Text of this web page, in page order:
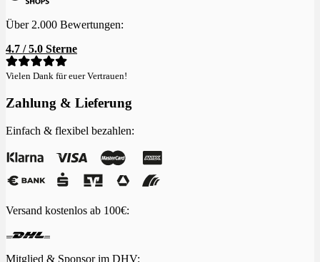
Über 2.000 Bewertungen:
4.7 / 5.0 Sterne
Vielen Dank für euer Vertrauen!
Zahlung & Lieferung
Einfach & flexibel bezahlen:
Versand kostenlos ab 100€:
Mitglied & Sponsor im DHV: